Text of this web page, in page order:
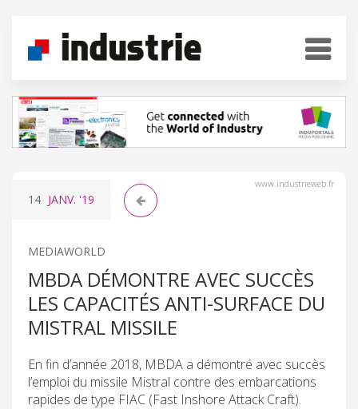
www.industrieweb.fr
14 JANV. '19
MEDIAWORLD
MBDA DÉMONTRE AVEC SUCCÈS
LES CAPACITÉS ANTI-SURFACE DU
MISTRAL MISSILE
En fin d’année 2018, MBDA a démontré avec succès
l’emploi du missile Mistral contre des embarcations
rapides de type FIAC (Fast Inshore Attack Craft).